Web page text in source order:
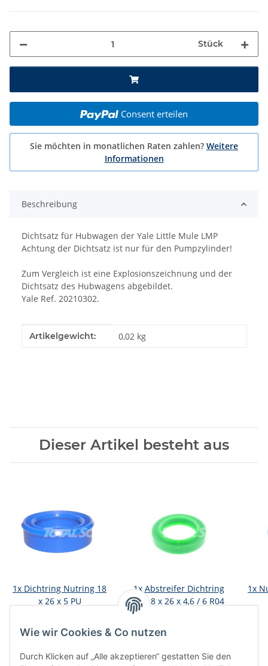
Wie wir Cookies & Co nutzen
Durch Klicken auf „Alle akzeptieren“ gestatten Sie den
Stück
Consent erteilen
Sie möchten in monatlichen Raten zahlen? Weitere
Informationen
Beschreibung
Dichtsatz für Hubwagen der Yale Little Mule LMP
Achtung der Dichtsatz ist nur für den Pumpzylinder!
Zum Vergleich ist eine Explosionszeichnung und der
Dichtsatz des Hubwagens abgebildet.
Yale Ref. 20210302.
Produkteigenschaft
Wert
Artikelgewicht: 0,02 kg
Dieser Artikel besteht aus
1x Dichtring Nutring 18
x 26 x 5 PU
1x Abstreifer Dichtring
Pu 18 x 26 x 4,6 / 6 R04
1x